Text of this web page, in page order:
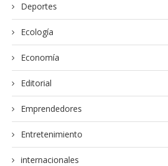
Deportes
Ecología
Economía
Editorial
Emprendedores
Entretenimiento
internacionales